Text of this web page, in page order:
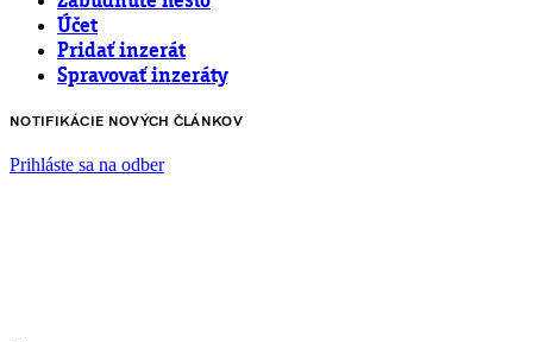
Účet
Pridať inzerát
Spravovať inzeráty
NOTIFIKÁCIE NOVÝCH ČLÁNKOV
Prihláste sa na odber